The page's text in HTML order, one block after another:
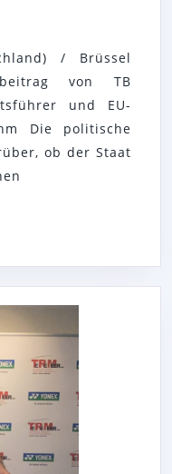
ZUM
DER
TENNIS
/ Brüssel
von TB
und EU-
Die politische
ob der Staat